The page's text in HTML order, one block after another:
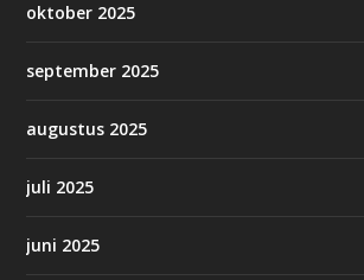
oktober 2025
september 2025
augustus 2025
juli 2025
juni 2025